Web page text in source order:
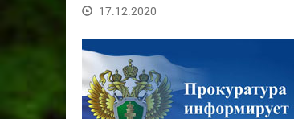
пунктом 2.5...
17.12.2020